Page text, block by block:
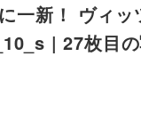
一新！ ヴィ
| 27枚目の